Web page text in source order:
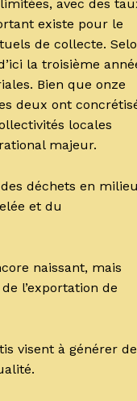
avec des
existe pour le
de collecte.
la troisième
Bien que onze
deux ont
locales
majeur.
déchets en milieu
et du
naissant, mais
l’exportation de
visent à générer